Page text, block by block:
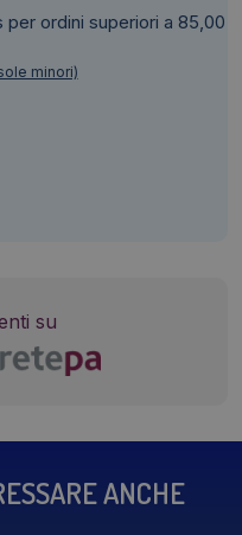
ordini superiori a 85,00
minori)
su
ANCHE